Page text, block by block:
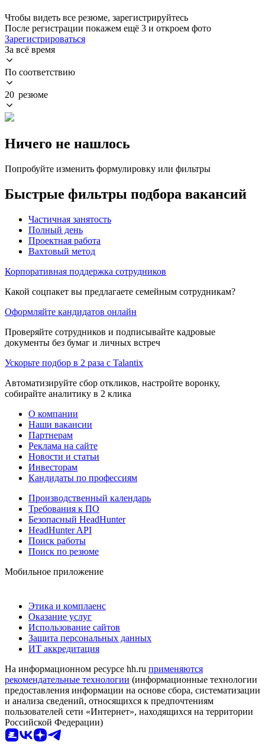
Чтобы видеть все резюме, зарегистрируйтесь
После регистрации покажем ещё 3 и откроем фото
Зарегистрироваться
За всё время
По соответствию
20 резюме
Ничего не нашлось
Попробуйте изменить формулировку или фильтры
Быстрые фильтры подбора вакансий
Частичная занятость
Полный день
Проектная работа
Вахтовый метод
Корпоративная поддержка сотрудников
Какой соцпакет вы предлагаете семейным сотрудникам?
Оформляйте кандидатов онлайн
Проверяйте сотрудников и подписывайте кадровые
документы без бумаг и личных встреч
Ускорьте подбор в 2 раза с Talantix
Автоматизируйте сбор откликов, настройте воронку,
собирайте аналитику в 2 клика
О компании
Наши вакансии
Партнерам
Реклама на сайте
Новости и статьи
Инвесторам
Кандидаты по профессиям
Производственный календарь
Требования к ПО
Безопасный HeadHunter
HeadHunter API
Поиск работы
Поиск по резюме
Мобильное приложение
Этика и комплаенс
Оказание услуг
Использование сайтов
Защита персональных данных
ИТ аккредитация
На информационном ресурсе hh.ru применяются
рекомендательные технологии (информационные технологии
предоставления информации на основе сбора, систематизации
и анализа сведений, относящихся к предпочтениям
пользователей сети «Интернет», находящихся на территории
Российской Федерации)